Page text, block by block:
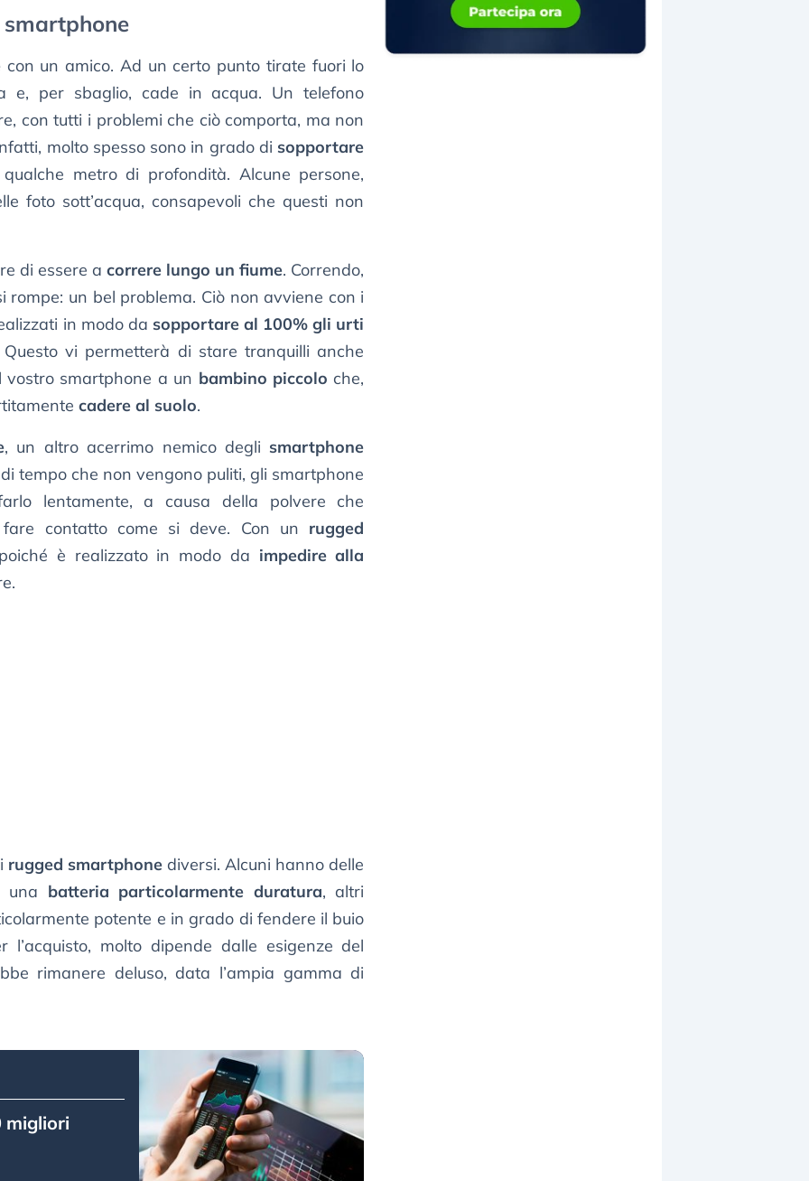
con un amico. Ad un certo punto tirate fuori lo
e, per sbaglio, cade in acqua. Un telefono
con tutti i problemi che ciò comporta, ma non
molto spesso sono in grado di sopportare
metro di profondità. Alcune persone,
foto sott’acqua, consapevoli che questi non
di essere acorrere lungo un fiume. Correndo,
un bel problema. Ciò non avviene con i
in modo da sopportare al 100% gli urti
vi permetterà di stare tranquilli anche
vostro smartphone a un bambino piccolo che,
cadere al suolo.
, un altro acerrimo nemico degli smartphone
tempo che non vengono puliti, gli smartphone
lentamente, a causa della polvere che
contatto come si deve. Con un rugged
è realizzato in modo da impedire alla
rugged smartphone diversi. Alcuni hanno delle
una batteria particolarmente duratura, altri
potente e in grado di fendere il buio
molto dipende dalle esigenze del
rimanere deluso, data l’ampia gamma di
migliori